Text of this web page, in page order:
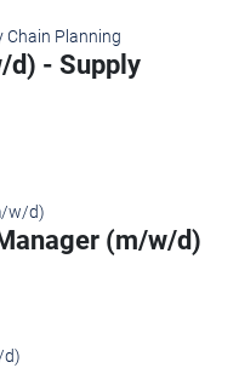
d) - Supply
(m/w/d)